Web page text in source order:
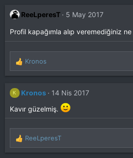
k
i
l
ReeLperesT 5 May 2017
Profil kapağımla alıp veremediğiniz ne
T
k
i
l
e
r
Kronos
K Kronos
14 Nis 2017
Kavır güzelmiş.
T
ReeLperesT